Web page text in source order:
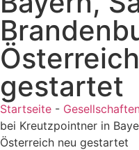
gestartet
Startseite -
bei Kreutzpointner in
Österreich neu gestartet